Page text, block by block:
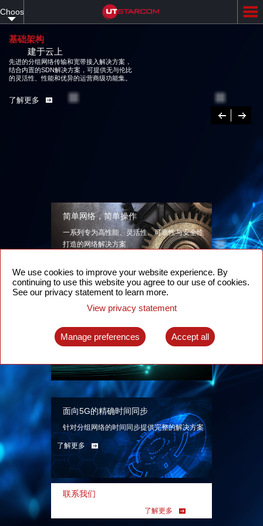
to
content
Choose
your
language
基础架构
建于云上
先进的分组网络传输和宽带接入解决方案，
结合内置的SDN解决方案，可提供无与伦比
的灵活性、性能和优异的运营商级功能集。
了解更多
Previous
下
一
简单网络，简单操作
一系列专为高性能、灵活性、可靠性与安全性
打造的网络解决方案
智能分组光网络
面向各类应用场景、基于SDN技术的分组光网
络解决方案
面向5G的精确时间同步
针对分组网络的时间同步提供完整的解决方案
了解更多
联系我们
了解更多
We use cookies to improve your website experience. By
continuing to use this website you agree to our use of cookies.
See our privacy statement to learn more.
View privacy statement
Manage preferences Accept all